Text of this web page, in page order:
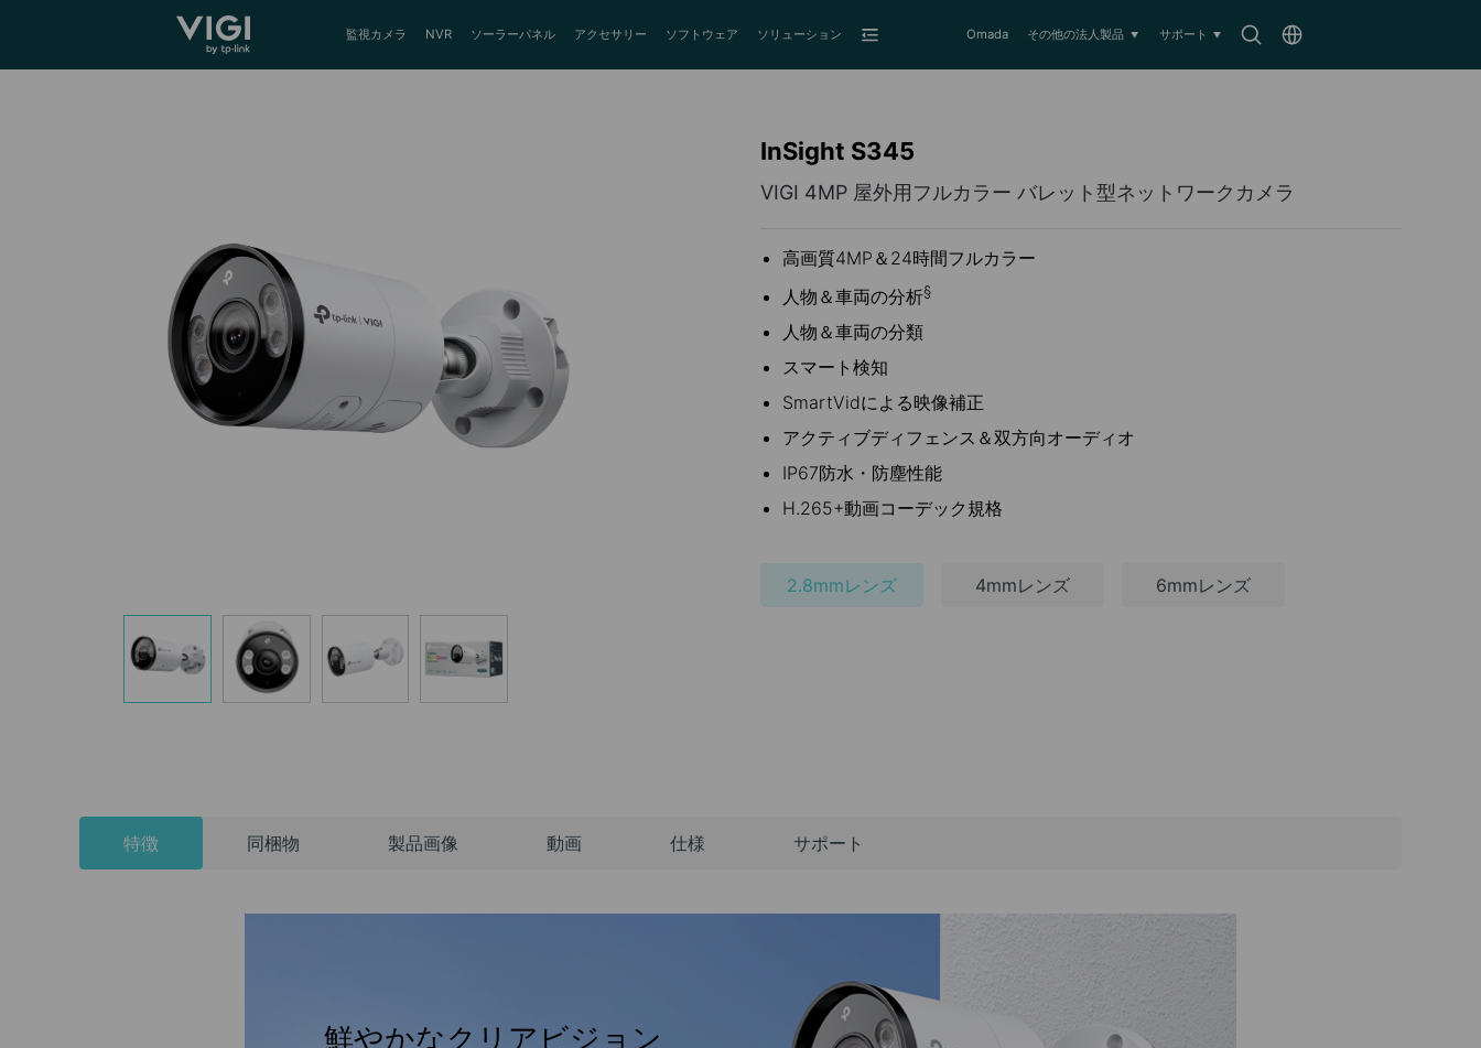
TP-Link, Reliably Smart
SearchChoose
監視カメラ NVR ソーラーパネル アクセサリー ソフトウェア ソリューション Omada その他の法人製品 サポート
InSight S345
VIGI 4MP 屋外用フルカラー バレット型ネットワークカメラ
高画質4MP＆24時間フルカラー
人物＆車両の分析§
人物＆車両の分類
スマート検知
SmartVidによる映像補正
アクティブディフェンス＆双方向オーディオ
IP67防水・防塵性能
H.265+動画コーデック規格
2.8mmレンズ 4mmレンズ 6mmレンズ
特徴 同梱物 製品画像 動画 仕様 サポート
鮮やかなクリアビジョン